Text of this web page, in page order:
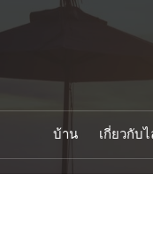
บ้าน เกี่ยวกับ